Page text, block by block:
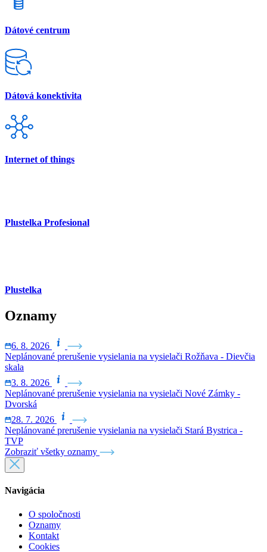
Dátové centrum
Dátová konektivita
Internet of things
Plustelka Profesional
Plustelka
Oznamy
6. 8. 2026
Neplánované prerušenie vysielania na vysielači Rožňava - Dievčia
skala
3. 8. 2026
Neplánované prerušenie vysielania na vysielači Nové Zámky -
Dvorská
28. 7. 2026
Neplánované prerušenie vysielania na vysielači Stará Bystrica -
TVP
Zobraziť všetky oznamy
Navigácia
O spoločnosti
Oznamy
Kontakt
Cookies